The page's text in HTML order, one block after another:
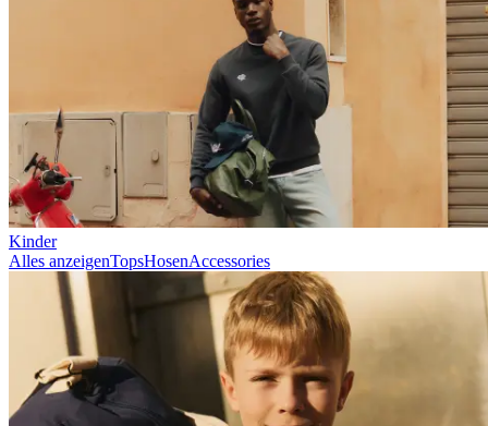
Kinder
Alles anzeigenTopsHosenAccessories